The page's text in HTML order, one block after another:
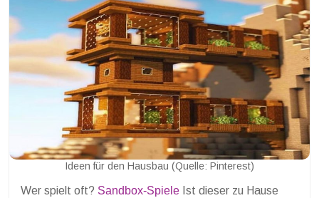
Ideen für den Hausbau (Quelle: Pinterest)
Wer spielt oft? Sandbox-Spiele Ist dieser zu Hause